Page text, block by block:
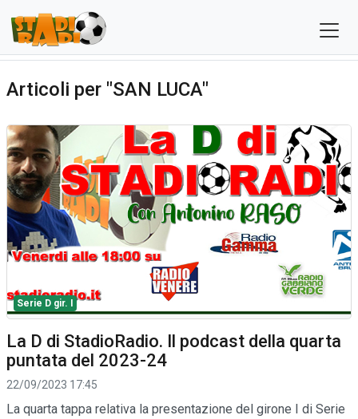
Articoli per "SAN LUCA"
Serie D gir. I
La D di StadioRadio. Il podcast della quarta
puntata del 2023-24
22/09/2023 17:45
La quarta tappa relativa la presentazione del girone I di Serie